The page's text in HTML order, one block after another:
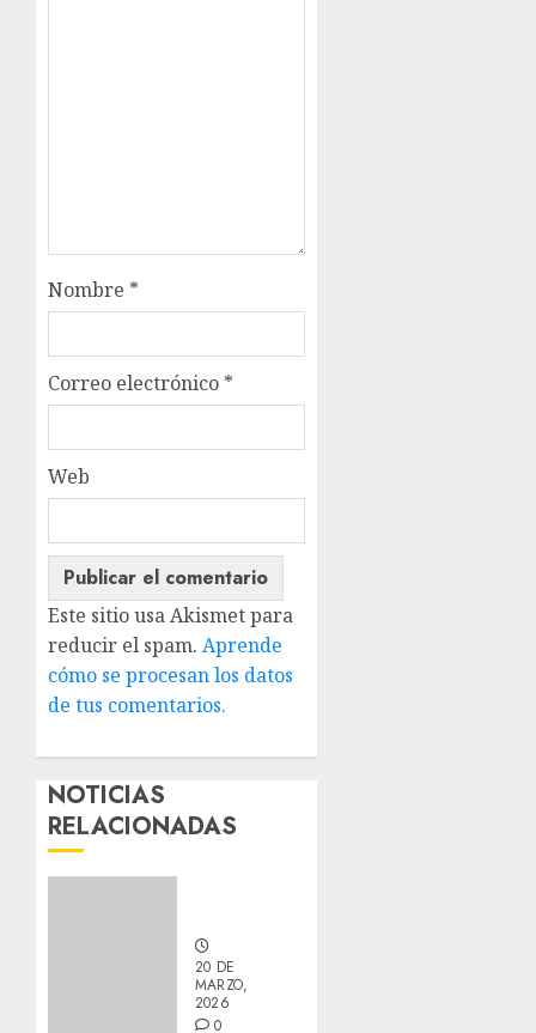
Nombre *
Correo electrónico *
Web
Este sitio usa Akismet para
reducir el spam. Aprende
cómo se procesan los datos
de tus comentarios.
NOTICIAS
RELACIONADAS
20 DE
MARZO,
2026
0